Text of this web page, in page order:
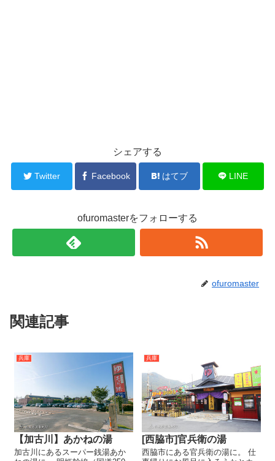
シェアする
Twitter Facebook はてブ LINE
ofuromasterをフォローする
ofuromaster
関連記事
兵庫
【加古川】あかねの湯
加古川にあるスーパー銭湯あか
兵庫
[西脇市]官兵衛の湯
西脇市にある官兵衛の湯に。 仕